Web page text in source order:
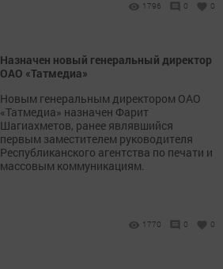
1796 0 0
Назначен новый генеральный директор
ОАО «Татмедиа»
Новым генеральным директором ОАО
«Татмедиа» назначен Фарит
Шагиахметов, ранее являвшийся
первым заместителем руководителя
Республиканского агентства по печати и
массовым коммуникациям.
1770 0 0